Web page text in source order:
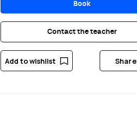
Book
Contact the teacher
Add to wishlist Share